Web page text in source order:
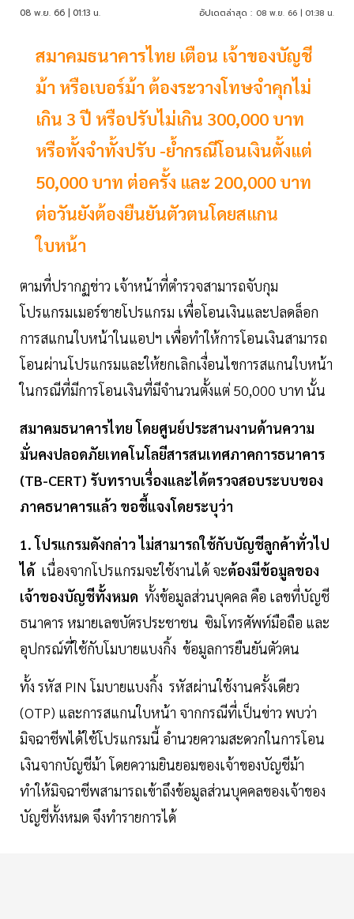
08 พ.ย. 66 | 01:13 น. อัปเดตล่าสุด : 08 พ.ย. 66 | 01:38 น.
สมาคมธนาคารไทย เตือน เจ้าของบัญชี
ม้า หรือเบอร์ม้า ต้องระวางโทษจำคุกไม่
เกิน 3 ปี หรือปรับไม่เกิน 300,000 บาท
หรือทั้งจำทั้งปรับ -ย้ำกรณีโอนเงินตั้งแต่
50,000 บาท ต่อครั้ง และ 200,000 บาท
ต่อวันยังต้องยืนยันตัวตนโดยสแกน
ใบหน้า
ตามที่ปรากฏข่าว เจ้าหน้าที่ตำรวจสามารถจับกุม
โปรแกรมเมอร์ขายโปรแกรม เพื่อโอนเงินและปลดล็อก
การสแกนใบหน้าในแอปฯ เพื่อทำให้การโอนเงินสามารถ
โอนผ่านโปรแกรมและให้ยกเลิกเงื่อนไขการสแกนใบหน้า
ในกรณีที่มีการโอนเงินที่มีจำนวนตั้งแต่ 50,000 บาท นั้น
สมาคมธนาคารไทย โดยศูนย์ประสานงานด้านความ
มั่นคงปลอดภัยเทคโนโลยีสารสนเทศภาคการธนาคาร
(TB-CERT) รับทราบเรื่องและได้ตรวจสอบระบบของ
ภาคธนาคารแล้ว ขอชี้แจงโดยระบุว่า
1. โปรแกรมดังกล่าว ไม่สามารถใช้กับบัญชีลูกค้าทั่วไป
ได้เนื่องจากโปรแกรมจะใช้งานได้ จะต้องมีข้อมูลของ
เจ้าของบัญชีทั้งหมด ทั้งข้อมูลส่วนบุคคล คือ เลขที่บัญชี
ธนาคาร หมายเลขบัตรประชาชน ซิมโทรศัพท์มือถือ และ
อุปกรณ์ที่ใช้กับโมบายแบงกิ้ง ข้อมูลการยืนยันตัวตน
ทั้ง รหัส PIN โมบายแบงกิ้ง รหัสผ่านใช้งานครั้งเดียว
(OTP) และการสแกนใบหน้า จากกรณีที่เป็นข่าว พบว่า
มิจฉาชีพได้ใช้โปรแกรมนี้ อำนวยความสะดวกในการโอน
เงินจากบัญชีม้า โดยความยินยอมของเจ้าของบัญชีม้า
ทำให้มิจฉาชีพสามารถเข้าถึงข้อมูลส่วนบุคคลของเจ้าของ
บัญชีทั้งหมด จึงทำรายการได้